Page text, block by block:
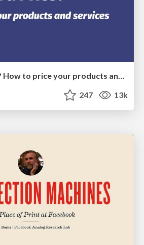
What's in a price? How to price your products and services
247 13k